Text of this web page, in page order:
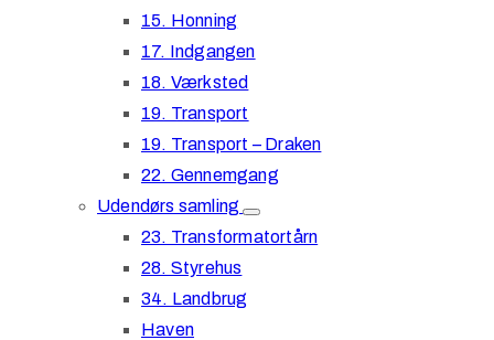
15. Honning
17. Indgangen
18. Værksted
19. Transport
19. Transport – Draken
22. Gennemgang
Udendørs samling
23. Transformatortårn
28. Styrehus
34. Landbrug
Haven